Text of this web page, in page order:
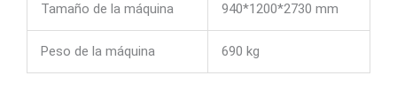
Tamaño de la máquina 940*1200*2730 mm
Peso de la máquina 690 kg